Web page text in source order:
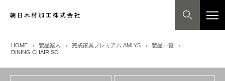
HOME 製品案内 完成家具プレミアム AMLYS
製品一覧
DINING CHAIR SO